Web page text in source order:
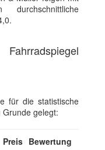
für die statistische
gelegt:
Preis Bewertung